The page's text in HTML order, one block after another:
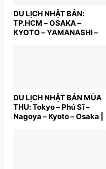
DU LỊCH NHẬT BẢN:
TP.HCM – OSAKA –
KYOTO – YAMANASHI –
DU LỊCH NHẬT BẢN MÙA
THU: Tokyo – Phú Sĩ –
Nagoya – Kyoto – Osaka |